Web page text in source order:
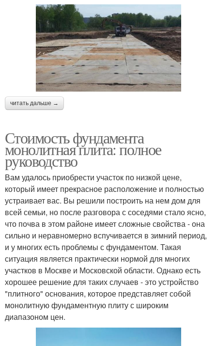
читать дальше →
Стоимость фундамента
монолитная плита: полное
руководство
Вам удалось приобрести участок по низкой цене,
который имеет прекрасное расположение и полностью
устраивает вас. Вы решили построить на нем дом для
всей семьи, но после разговора с соседями стало ясно,
что почва в этом районе имеет сложные свойства - она
сильно и неравномерно вспучивается в зимний период,
и у многих есть проблемы с фундаментом. Такая
ситуация является практически нормой для многих
участков в Москве и Московской области. Однако есть
хорошее решение для таких случаев - это устройство
"плитного" основания, которое представляет собой
монолитную фундаментную плиту с широким
диапазоном цен.